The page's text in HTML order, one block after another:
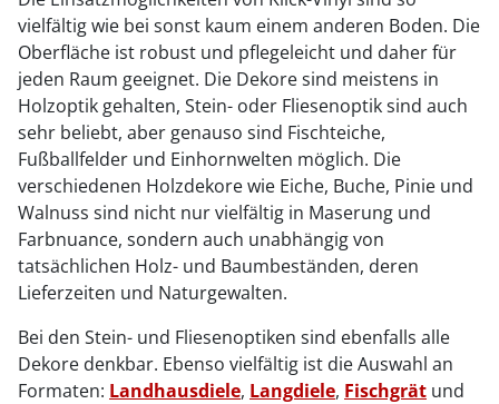
vielfältig wie bei sonst kaum einem anderen Boden. Die
Oberfläche ist robust und pflegeleicht und daher für
jeden Raum geeignet. Die Dekore sind meistens in
Holzoptik gehalten, Stein- oder Fliesenoptik sind auch
sehr beliebt, aber genauso sind Fischteiche,
Fußballfelder und Einhornwelten möglich. Die
verschiedenen Holzdekore wie Eiche, Buche, Pinie und
Walnuss sind nicht nur vielfältig in Maserung und
Farbnuance, sondern auch unabhängig von
tatsächlichen Holz- und Baumbeständen, deren
Lieferzeiten und Naturgewalten.
Bei den Stein- und Fliesenoptiken sind ebenfalls alle
Dekore denkbar. Ebenso vielfältig ist die Auswahl an
Formaten: Landhausdiele, Langdiele, Fischgrät und